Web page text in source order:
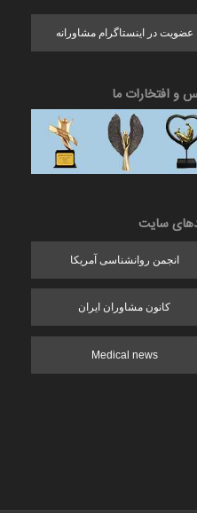
عضویت در اینستاگرام مشاورانه
و افتخارات ما
سایت
انجمن روانشناسی آمریکا
کانون مشاوران ایران
Medical news